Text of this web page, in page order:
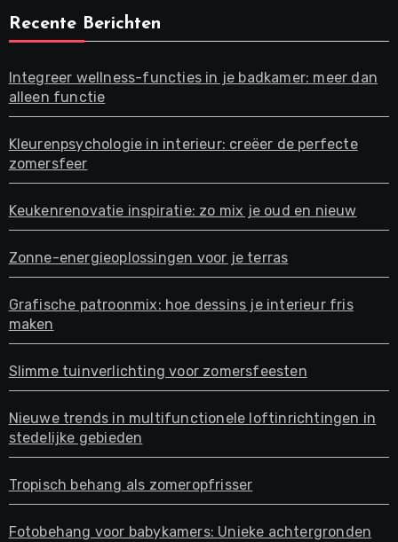
Recente Berichten
Integreer wellness-functies in je badkamer: meer dan
alleen functie
Kleurenpsychologie in interieur: creëer de perfecte
zomersfeer
Keukenrenovatie inspiratie: zo mix je oud en nieuw
Zonne-energieoplossingen voor je terras
Grafische patroonmix: hoe dessins je interieur fris
maken
Slimme tuinverlichting voor zomersfeesten
Nieuwe trends in multifunctionele loftinrichtingen in
stedelijke gebieden
Tropisch behang als zomeropfrisser
Fotobehang voor babykamers: Unieke achtergronden